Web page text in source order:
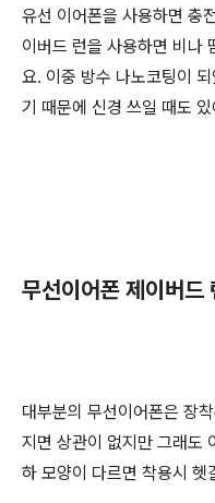
유선 이어폰을 사용하면 충
이버드 런을 사용하면 비나
요. 이중 방수 나노코팅이
기 때문에 신경 쓰일 때도
무선이어폰 제이버드
대부분의 무선이어폰은 장
지면 상관이 없지만 그래도
하 모양이 다르면 착용시 헷